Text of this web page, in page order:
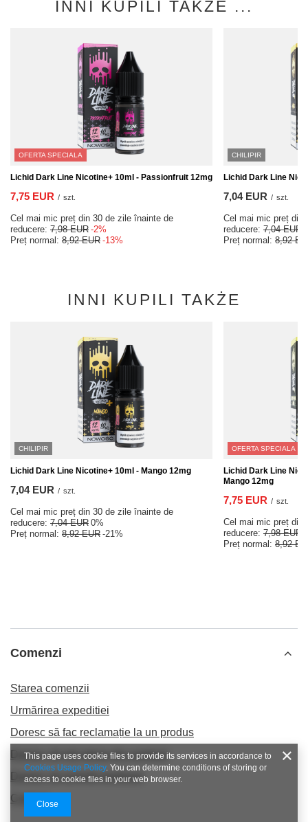
INNI KUPILI TAKŻE ...
OFERTA SPECIALA
Lichid Dark Line Nicotine+ 10ml - Passionfruit 12mg
7,75 EUR / szt.
Cel mai mic preț din 30 de zile înainte de
reducere: 7,98 EUR -2%
Preț normal: 8,92 EUR -13%
CHILIPIR
Lichid Dark Line
7,04 EUR / szt.
Cel mai mic preț din
reducere: 7,04 EUR
Preț normal: 8,92
INNI KUPILI TAKŻE
CHILIPIR
Lichid Dark Line Nicotine+ 10ml - Mango 12mg
7,04 EUR / szt.
Cel mai mic preț din 30 de zile înainte de
reducere: 7,04 EUR 0%
Preț normal: 8,92 EUR -21%
OFERTA SPECIALA
Lichid Dark Line
Mango 12mg
7,75 EUR / szt.
Cel mai mic preț din
reducere: 7,98 EUR
Preț normal: 8,92
Comenzi
Starea comenzii
Urmărirea expeditiei
Doresc să fac reclamație la un produs
Doresc să mă retrag din contract
Doresc să schimb produsul
Contact
This page uses cookie files to provide its services in accordance to
Cookies Usage Policy. You can determine conditions of storing or
access to cookie files in your web browser.
Close